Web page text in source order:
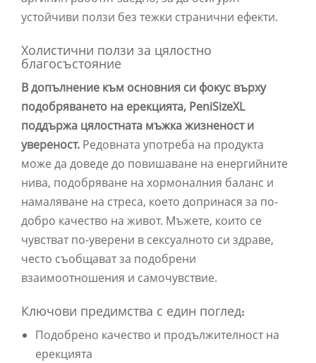
устойчиви ползи без тежки странични ефекти.
Холистични ползи за цялостно
благосъстояние
В допълнение към основния си фокус върху
подобряването на ерекцията, PeniSizeXL
поддържа цялостната мъжка жизненост и
увереност. Редовната употреба на продукта
може да доведе до повишаване на енергийните
нива, подобряване на хормоналния баланс и
намаляване на стреса, което допринася за по-
добро качество на живот. Мъжете, които се
чувстват по-уверени в сексуалното си здраве,
често съобщават за подобрени
взаимоотношения и самочувствие.
Ключови предимства с един поглед:
Подобрено качество и продължителност на
ерекцията